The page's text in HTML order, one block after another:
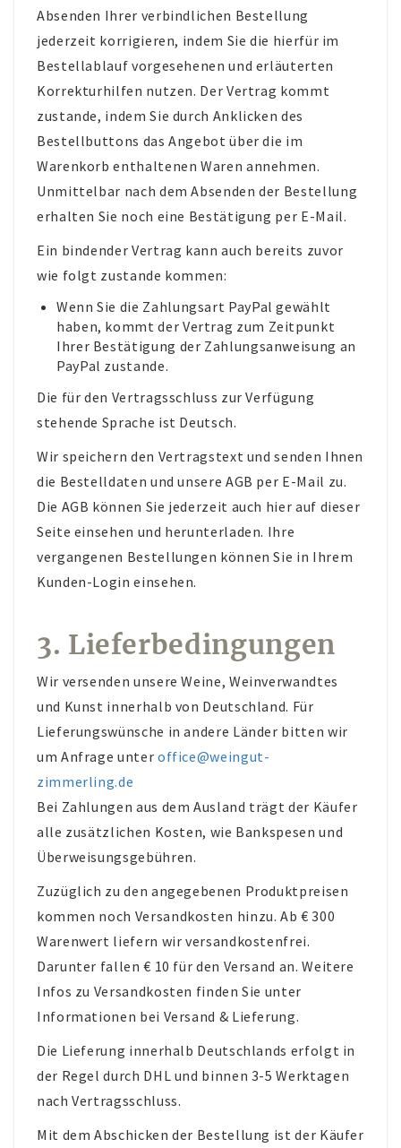
Absenden Ihrer verbindlichen Bestellung
jederzeit korrigieren, indem Sie die hierfür im
Bestellablauf vorgesehenen und erläuterten
Korrekturhilfen nutzen. Der Vertrag kommt
zustande, indem Sie durch Anklicken des
Bestellbuttons das Angebot über die im
Warenkorb enthaltenen Waren annehmen.
Unmittelbar nach dem Absenden der Bestellung
erhalten Sie noch eine Bestätigung per E-Mail.
Ein bindender Vertrag kann auch bereits zuvor
wie folgt zustande kommen:
Wenn Sie die Zahlungsart PayPal gewählt
haben, kommt der Vertrag zum Zeitpunkt
Ihrer Bestätigung der Zahlungsanweisung an
PayPal zustande.
Die für den Vertragsschluss zur Verfügung
stehende Sprache ist Deutsch.
Wir speichern den Vertragstext und senden Ihnen
die Bestelldaten und unsere AGB per E-Mail zu.
Die AGB können Sie jederzeit auch hier auf dieser
Seite einsehen und herunterladen. Ihre
vergangenen Bestellungen können Sie in Ihrem
Kunden-Login einsehen.
3. Lieferbedingungen
Wir versenden unsere Weine, Weinverwandtes
und Kunst innerhalb von Deutschland. Für
Lieferungswünsche in andere Länder bitten wir
um Anfrage unter office@weingut-
zimmerling.de
Bei Zahlungen aus dem Ausland trägt der Käufer
alle zusätzlichen Kosten, wie Bankspesen und
Überweisungsgebühren.
Zuzüglich zu den angegebenen Produktpreisen
kommen noch Versandkosten hinzu. Ab € 300
Warenwert liefern wir versandkostenfrei.
Darunter fallen € 10 für den Versand an. Weitere
Infos zu Versandkosten finden Sie unter
Informationen bei Versand & Lieferung.
Die Lieferung innerhalb Deutschlands erfolgt in
der Regel durch DHL und binnen 3-5 Werktagen
nach Vertragsschluss.
Mit dem Abschicken der Bestellung ist der Käufer